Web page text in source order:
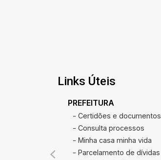
Links Úteis
PREFEITURA
- Certidões e documentos
- Consulta processos
- Minha casa minha vida
- Parcelamento de dívidas